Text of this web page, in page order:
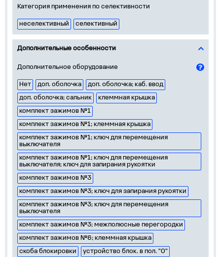
Категория применения по селективности
неселективный селективный
Дополнительные особенности
Дополнительное оборудование
Нет доп. оболочка
доп. оболочка; каб. ввод
доп. оболочка; сальник
клеммная крышка
комплект зажимов №1
комплект зажимов №1; клеммная крышка
комплект зажимов №1; ключ для перемещения
выключателя
комплект зажимов №1; ключ для перемещения
выключателя; ключ для запирания рукоятки
комплект зажимов №3
комплект зажимов №3; ключ для запирания рукоятки
комплект зажимов №3; ключ для перемещения
выключателя
комплект зажимов №3; межполюсные перегородки
комплект зажимов №6; клеммная крышка
скоба блокировки
устройство блок. в пол. "0"